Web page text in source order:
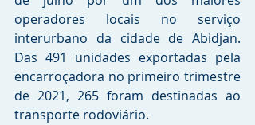
operadores locais no serviço
interurbano da cidade de Abidjan.
Das 491 unidades exportadas pela
encarroçadora no primeiro trimestre
de 2021, 265 foram destinadas ao
transporte rodoviário.